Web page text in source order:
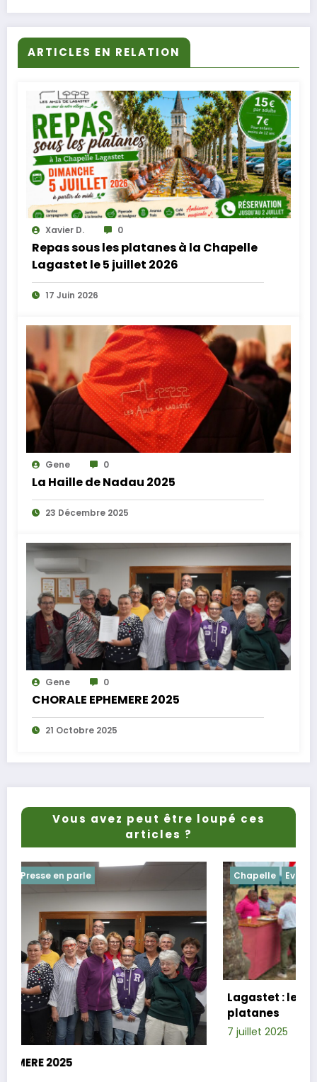
ARTICLES EN RELATION
Xavier D. 0
Repas sous les platanes à la Chapelle
Lagastet le 5 juillet 2026
17 Juin 2026
Gene 0
La Haille de Nadau 2025
23 Décembre 2025
Gene 0
CHORALE EPHEMERE 2025
21 Octobre 2025
Vous avez peut être loupé ces
articles ?
Chapelle
Lagastet : le repas champêtre réussi
platanes
7 juillet 2025 Xavier D.